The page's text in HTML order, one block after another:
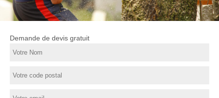
Demande de devis gratuit